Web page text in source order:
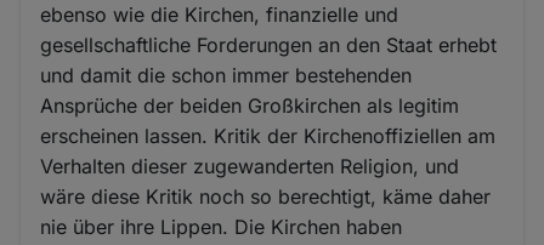
ebenso wie die Kirchen, finanzielle und
gesellschaftliche Forderungen an den Staat erhebt
und damit die schon immer bestehenden
Ansprüche der beiden Großkirchen als legitim
erscheinen lassen. Kritik der Kirchenoffiziellen am
Verhalten dieser zugewanderten Religion, und
wäre diese Kritik noch so berechtigt, käme daher
nie über ihre Lippen. Die Kirchen haben